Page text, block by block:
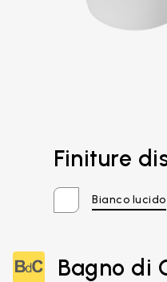
Email*
Finiture
Bianco lucido
Bagno di